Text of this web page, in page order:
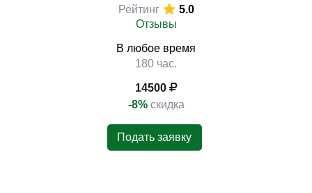
Рейтинг
5.0
Отзывы
В любое время
180 час.
14500
-8% скидка
Подать заявку